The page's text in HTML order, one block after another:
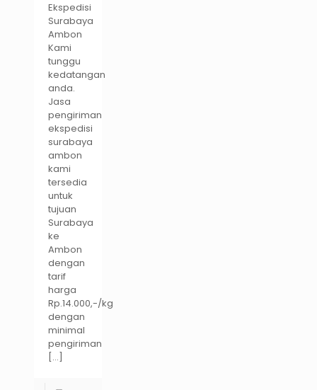
Ekspedisi
Surabaya
Ambon
Kami
tunggu
kedatangan
anda.
Jasa
pengiriman
ekspedisi
surabaya
ambon
kami
tersedia
untuk
tujuan
Surabaya
ke
Ambon
dengan
tarif
harga
Rp.14.000,-/kg
dengan
minimal
pengiriman
[…]